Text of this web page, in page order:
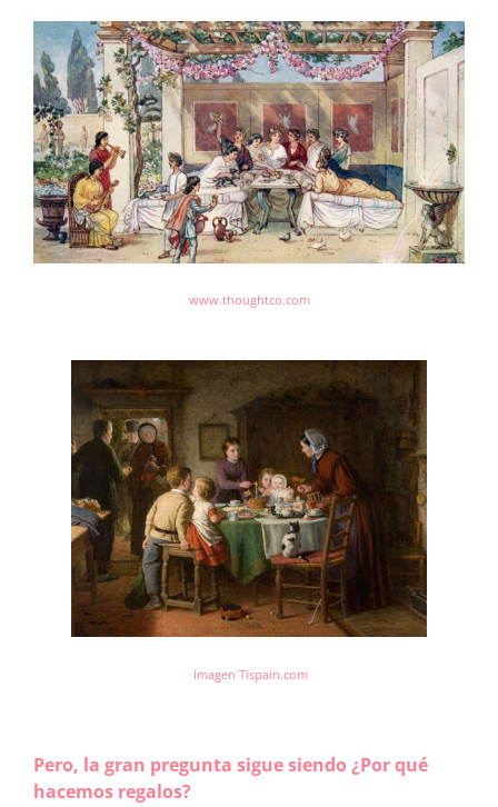
www.thoughtco.com
Imagen Tispain.com
Pero, la gran pregunta sigue siendo ¿Por qué
hacemos regalos?